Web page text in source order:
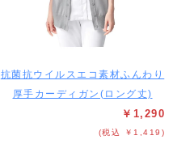
抗菌抗ウイルスエコ素材ふんわり
厚手カーディガン(ロング丈)
￥1,290
(税込 ￥1,419)